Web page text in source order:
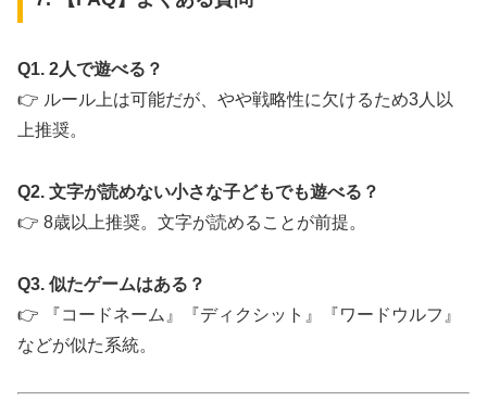
Q1. 2人で遊べる？
👉 ルール上は可能だが、やや戦略性に欠けるため3人以
上推奨。
Q2. 文字が読めない小さな子どもでも遊べる？
👉 8歳以上推奨。文字が読めることが前提。
Q3. 似たゲームはある？
👉 『コードネーム』『ディクシット』『ワードウルフ』
などが似た系統。